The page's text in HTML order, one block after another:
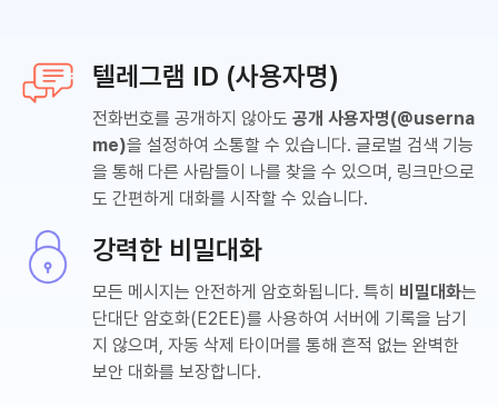
텔레그램 ID (사용자명)
전화번호를 공개하지 않아도 공개 사용자명(@userna
me)을 설정하여 소통할 수 있습니다. 글로벌 검색 기능
을 통해 다른 사람들이 나를 찾을 수 있으며, 링크만으로
도 간편하게 대화를 시작할 수 있습니다.
강력한 비밀대화
모든 메시지는 안전하게 암호화됩니다. 특히 비밀대화는
단대단 암호화(E2EE)를 사용하여 서버에 기록을 남기
지 않으며, 자동 삭제 타이머를 통해 흔적 없는 완벽한
보안 대화를 보장합니다.